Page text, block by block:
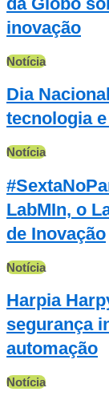
inovação
Notícia
Dia
tecnologia
Notícia
LabMIn, o
de Inovação
Notícia
Harpia
segurança
automação
Notícia